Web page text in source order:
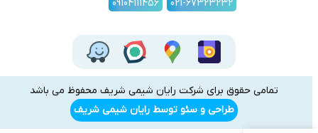
021-67323232
09104111456
تمامی حقوق برای شرکت رایان شیمی شریف محفوظ می باشد
طراحی و سئو توسط رایان شیمی شریف